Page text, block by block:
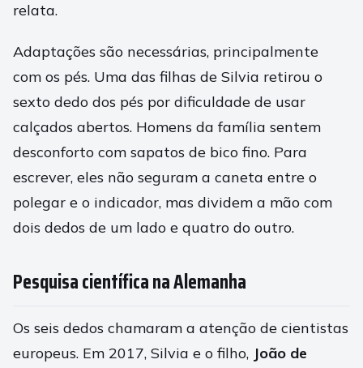
relata.
Adaptações são necessárias, principalmente
com os pés. Uma das filhas de Silvia retirou o
sexto dedo dos pés por dificuldade de usar
calçados abertos. Homens da família sentem
desconforto com sapatos de bico fino. Para
escrever, eles não seguram a caneta entre o
polegar e o indicador, mas dividem a mão com
dois dedos de um lado e quatro do outro.
Pesquisa científica na Alemanha
Os seis dedos chamaram a atenção de cientistas
europeus. Em 2017, Silvia e o filho, João de